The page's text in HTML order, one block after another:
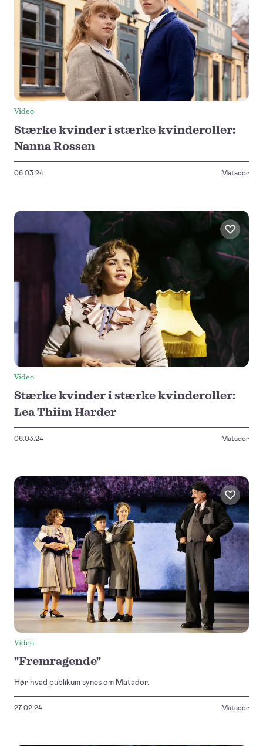
Video
Stærke kvinder i stærke kvinderoller:
Nanna Rossen
06.03.24 Matador
Video
Stærke kvinder i stærke kvinderoller:
Lea Thiim Harder
06.03.24 Matador
Video
"Fremragende"
Hør hvad publikum synes om Matador.
27.02.24 Matador